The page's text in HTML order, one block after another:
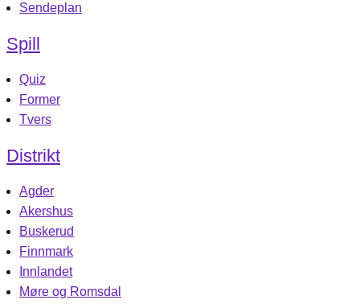
Sendeplan
Spill
Quiz
Former
Tvers
Distrikt
Agder
Akershus
Buskerud
Finnmark
Innlandet
Møre og Romsdal